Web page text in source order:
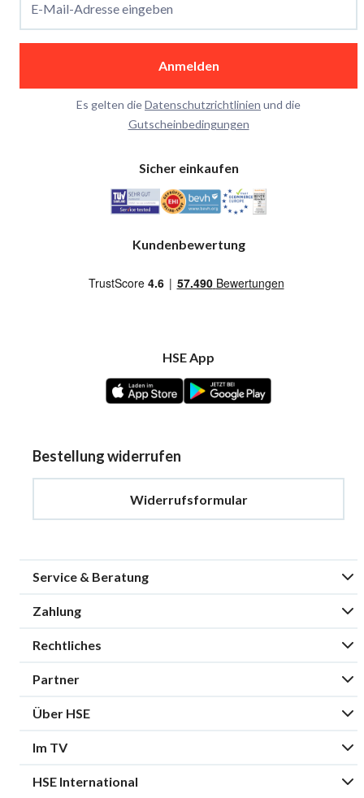
E-Mail-Adresse eingeben
Anmelden
Es gelten dieDatenschutzrichtlinien und die
Gutscheinbedingungen
Sicher einkaufen
Kundenbewertung
HSE App
Bestellung widerrufen
Widerrufsformular
Service & Beratung
Zahlung
Rechtliches
Partner
Über HSE
Im TV
HSE International